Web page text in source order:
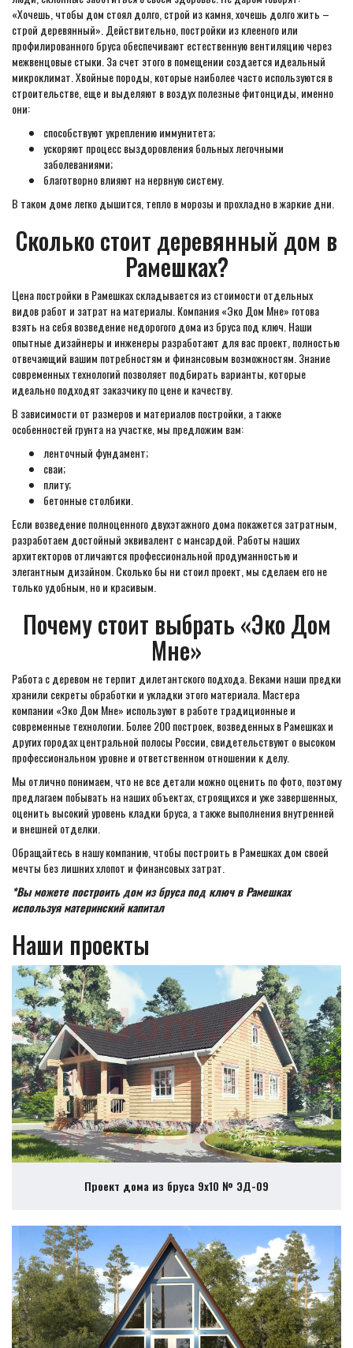
«Хочешь, чтобы дом стоял долго, строй из камня, хочешь долго жить –
строй деревянный». Действительно, постройки из клееного или
профилированного бруса обеспечивают естественную вентиляцию через
межвенцовые стыки. За счет этого в помещении создается идеальный
микроклимат. Хвойные породы, которые наиболее часто используются в
строительстве, еще и выделяют в воздух полезные фитонциды, именно
они:
способствуют укреплению иммунитета;
ускоряют процесс выздоровления больных легочными
заболеваниями;
благотворно влияют на нервную систему.
В таком доме легко дышится, тепло в морозы и прохладно в жаркие дни.
Сколько стоит деревянный дом в
Рамешках?
Цена постройки в Рамешках складывается из стоимости отдельных
видов работ и затрат на материалы. Компания «Эко Дом Мне» готова
взять на себя возведение недорогого дома из бруса под ключ. Наши
опытные дизайнеры и инженеры разработают для вас проект, полностью
отвечающий вашим потребностям и финансовым возможностям. Знание
современных технологий позволяет подбирать варианты, которые
идеально подходят заказчику по цене и качеству.
В зависимости от размеров и материалов постройки, а также
особенностей грунта на участке, мы предложим вам:
ленточный фундамент;
сваи;
плиту;
бетонные столбики.
Если возведение полноценного двухэтажного дома покажется затратным,
разработаем достойный эквивалент с мансардой. Работы наших
архитекторов отличаются профессиональной продуманностью и
элегантным дизайном. Сколько бы ни стоил проект, мы сделаем его не
только удобным, но и красивым.
Почему стоит выбрать «Эко Дом
Мне»
Работа с деревом не терпит дилетантского подхода. Веками наши предки
хранили секреты обработки и укладки этого материала. Мастера
компании «Эко Дом Мне» используют в работе традиционные и
современные технологии. Более 200 построек, возведенных в Рамешках и
других городах центральной полосы России, свидетельствуют о высоком
профессиональном уровне и ответственном отношении к делу.
Мы отлично понимаем, что не все детали можно оценить по фото, поэтому
предлагаем побывать на наших объектах, строящихся и уже завершенных,
оценить высокий уровень кладки бруса, а также выполнения внутренней
и внешней отделки.
Обращайтесь в нашу компанию, чтобы построить в Рамешках дом своей
мечты без лишних хлопот и финансовых затрат.
*Вы можете построить дом из бруса под ключ в Рамешках
используя материнский капитал
Наши проекты
Проект дома из бруса 9х10 № ЭД-09